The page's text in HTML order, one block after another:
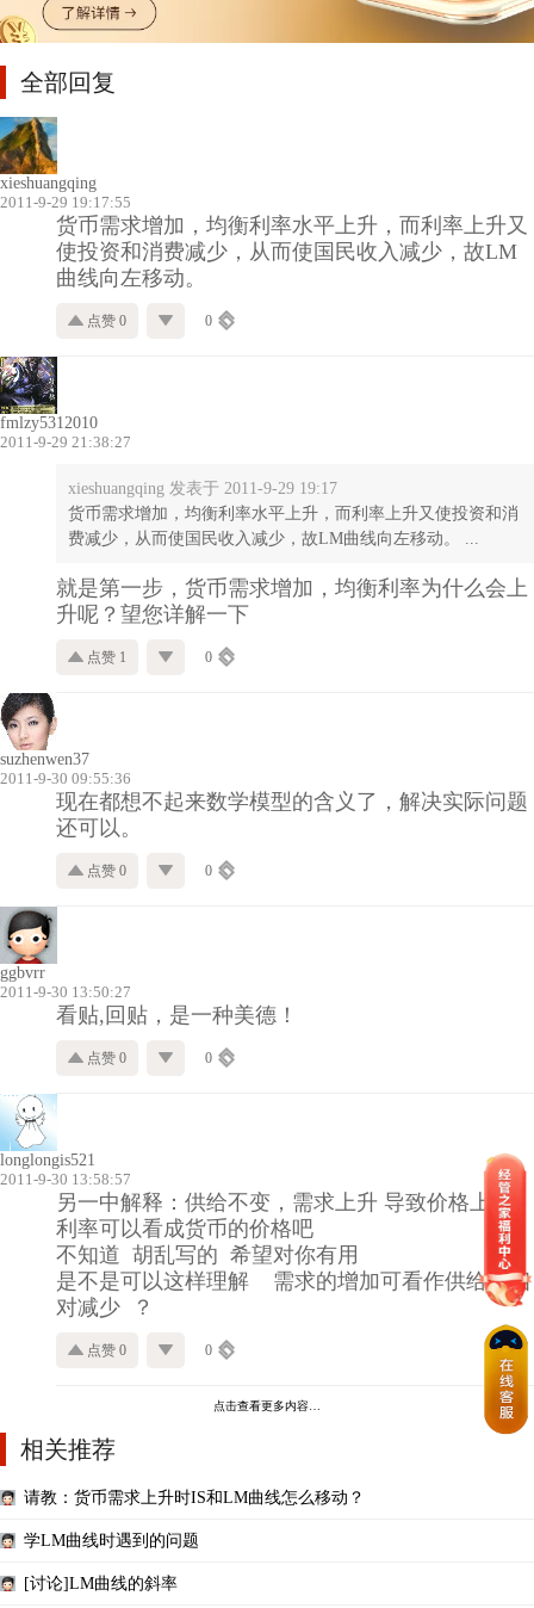
全部回复
xieshuangqing
2011-9-29 19:17:55
货币需求增加，均衡利率水平上升，而利率上升又
使投资和消费减少，从而使国民收入减少，故LM
曲线向左移动。
点赞 0 0
fmlzy5312010
2011-9-29 21:38:27
xieshuangqing 发表于 2011-9-29 19:17
货币需求增加，均衡利率水平上升，而利率上升又使投资和消
费减少，从而使国民收入减少，故LM曲线向左移动。 ...
就是第一步，货币需求增加，均衡利率为什么会上
升呢？望您详解一下
点赞 1 0
suzhenwen37
2011-9-30 09:55:36
现在都想不起来数学模型的含义了，解决实际问题
还可以。
点赞 0 0
ggbvrr
2011-9-30 13:50:27
看贴,回贴，是一种美德！
点赞 0 0
longlongis521
2011-9-30 13:58:57
另一中解释：供给不变，需求上升 导致价格上升
利率可以看成货币的价格吧
不知道 胡乱写的 希望对你有用
是不是可以这样理解 需求的增加可看作供给的相
对减少 ？
点赞 0 0
点击查看更多内容…
相关推荐
请教：货币需求上升时IS和LM曲线怎么移动？
学LM曲线时遇到的问题
[讨论]LM曲线的斜率